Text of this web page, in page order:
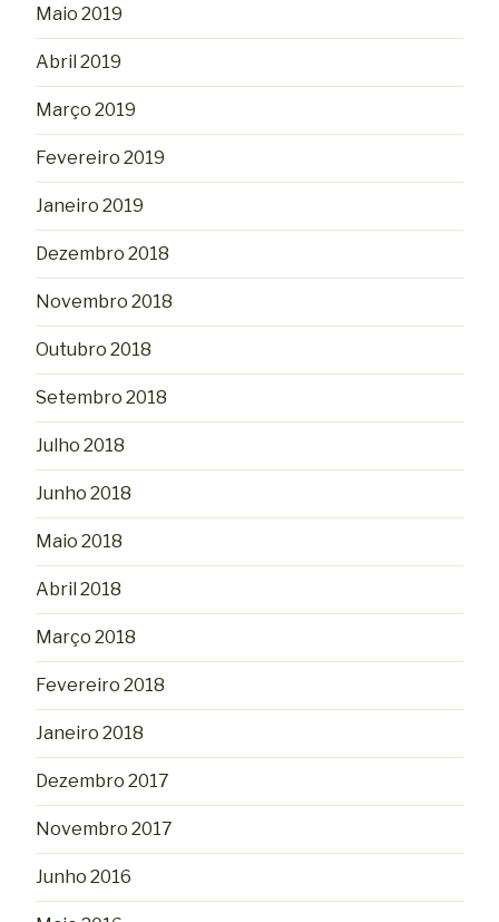
Maio 2019
Abril 2019
Março 2019
Fevereiro 2019
Janeiro 2019
Dezembro 2018
Novembro 2018
Outubro 2018
Setembro 2018
Julho 2018
Junho 2018
Maio 2018
Abril 2018
Março 2018
Fevereiro 2018
Janeiro 2018
Dezembro 2017
Novembro 2017
Junho 2016